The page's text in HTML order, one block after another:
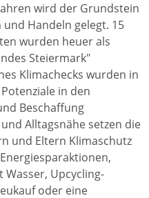
wird der Grundstein
Handeln gelegt. 15
wurden heuer als
Steiermark"
Klimachecks wurden in
in den
Beschaffung
Alltagsnähe setzen die
und Eltern Klimaschutz
Upcycling-
oder eine